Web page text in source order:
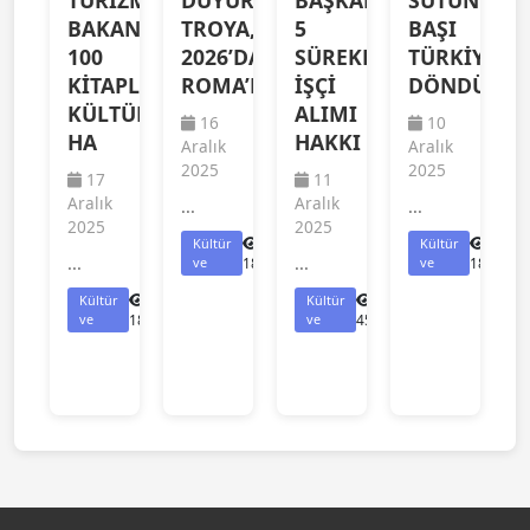
BAKANLIĞINDAN
100
KİTAPLIK
KÜLTÜR
HA
17
Aralık
2025
...
Kültür
ve
1869
TROYA,
2026’DA
ROMA’DA
16
Aralık
2025
...
Kültür
ve
1870
5
SÜREKLİ
İŞÇİ
ALIMI
HAKKI
11
Aralık
2025
...
Kültür
ve
450
BAŞI
TÜRKİYE’YE
DÖNDÜ
10
Aralık
2025
...
Kültür
ve
1858